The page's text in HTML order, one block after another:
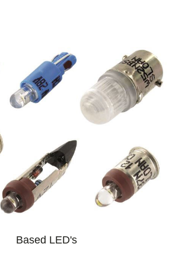
Based LED's